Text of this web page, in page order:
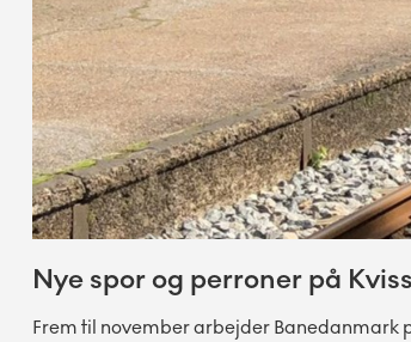
Nye spor og perroner på
Frem til november arbejder Banedanmark